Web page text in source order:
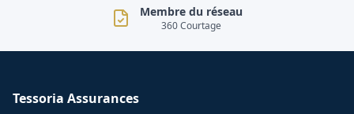
Membre du réseau
360 Courtage
Tessoria Assurances